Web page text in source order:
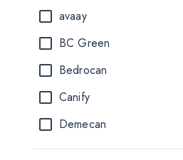
avaay
BC Green
Bedrocan
Canify
Demecan
Drapalin Pharmaceuticals